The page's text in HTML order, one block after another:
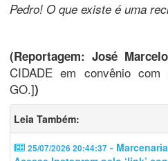
Pedro! O que existe é uma
(Reportagem: José
CIDADE em convênio com
GO.])
Leia Também:
25/07/2026 20:44:37 -